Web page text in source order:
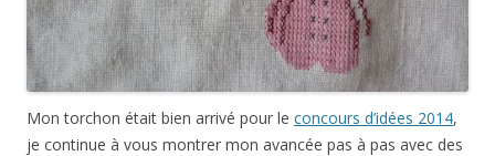
Mon torchon était bien arrivé pour le concours d’idées 2014,
je continue à vous montrer mon avancée pas à pas avec des